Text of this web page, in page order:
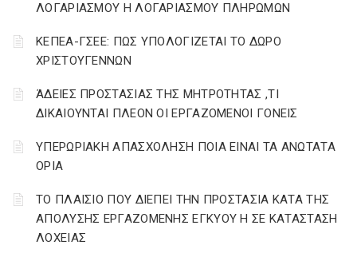
ΛΟΓΑΡΙΑΣΜΟΥ Η ΛΟΓΑΡΙΑΣΜΟΥ ΠΛΗΡΩΜΩΝ
ΚΕΠΕΑ-ΓΣΕΕ: ΠΩΣ ΥΠΟΛΟΓΙΖΕΤΑΙ ΤΟ ΔΩΡΟ
ΧΡΙΣΤΟΥΓΕΝΝΩΝ
ΆΔΕΙΕΣ ΠΡΟΣΤΑΣΙΑΣ ΤΗΣ ΜΗΤΡΟΤΗΤΑΣ ,ΤΙ
ΔΙΚΑΙΟΥΝΤΑΙ ΠΛΕΟΝ ΟΙ ΕΡΓΑΖΟΜΕΝΟΙ ΓΟΝΕΙΣ
ΥΠΕΡΩΡΙΑΚΗ ΑΠΑΣΧΟΛΗΣΗ ΠΟΙΑ ΕΙΝΑΙ ΤΑ ΑΝΩΤΑΤΑ
ΟΡΙΑ
ΤΟ ΠΛΑΙΣΙΟ ΠΟΥ ΔΙΕΠΕΙ ΤΗΝ ΠΡΟΣΤΑΣΙΑ ΚΑΤΑ ΤΗΣ
ΑΠΟΛΥΣΗΣ ΕΡΓΑΖΟΜΕΝΗΣ ΕΓΚΥΟΥ Η ΣΕ ΚΑΤΑΣΤΑΣΗ
ΛΟΧΕΙΑΣ